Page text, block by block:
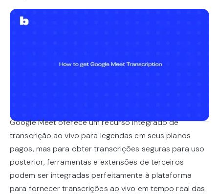
Google Meet oferece um recurso integrado de
transcrição ao vivo para legendas em seus planos
pagos, mas para obter transcrições seguras para uso
posterior, ferramentas e extensões de terceiros
podem ser integradas perfeitamente à plataforma
para fornecer transcrições ao vivo em tempo real das